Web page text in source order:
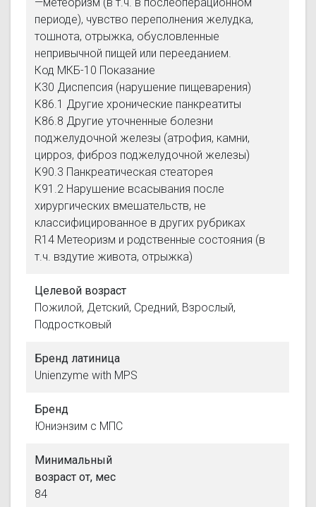
периоде), чувство переполнения желудка,
тошнота, отрыжка, обусловленные
непривычной пищей или перееданием.
Код МКБ-10 Показание
K30 Диспепсия (нарушение пищеварения)
K86.1 Другие хронические панкреатиты
K86.8 Другие уточненные болезни
поджелудочной железы (атрофия, камни,
цирроз, фиброз поджелудочной железы)
K90.3 Панкреатическая стеаторея
K91.2 Нарушение всасывания после
хирургических вмешательств, не
классифицированное в других рубриках
R14 Метеоризм и родственные состояния (в
т.ч. вздутие живота, отрыжка)
Целевой возраст
Пожилой, Детский, Средний, Взрослый,
Подростковый
Бренд латиница
Unienzyme with MPS
Бренд
Юниэнзим с МПС
Минимальный
возраст от, мес
84